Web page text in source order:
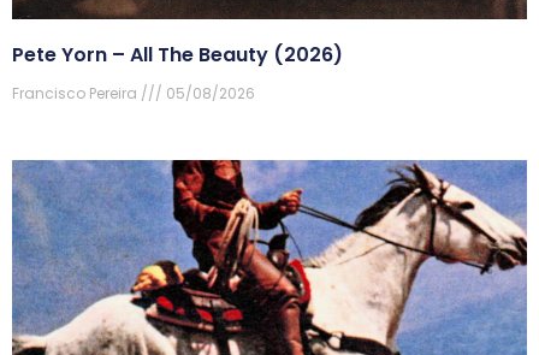
Pete Yorn – All The Beauty (2026)
Francisco Pereira 05/08/2026